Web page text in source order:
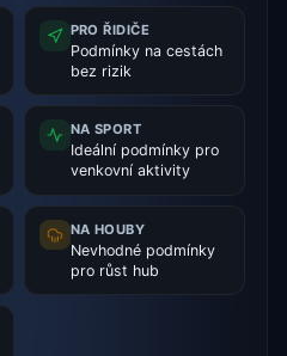
PRO ŘIDIČE
Podmínky na cestách
bez rizik
NA SPORT
Ideální podmínky pro
venkovní aktivity
NA HOUBY
Nevhodné podmínky
pro růst hub